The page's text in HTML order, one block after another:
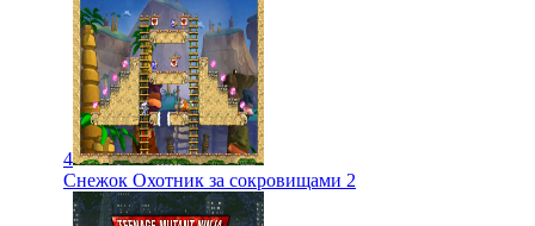
4
Снежок Охотник за сокровищами 2